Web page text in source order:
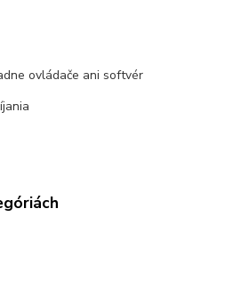
ovládače ani softvér